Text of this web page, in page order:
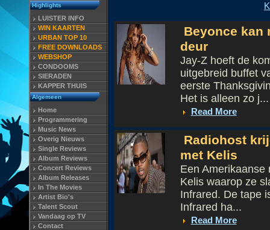
Highlights
LUISTER INFO
WIN KAARTEN
URBAN TOP 10
FREE DOWNLOADS
WEBSHOP
CONDOOMS
SIERADEN
KAPPER THUIS
Algemeen
Home
Programmering
Music News
Overig Nieuws
Single Reviews
Album Reviews
Concert Reviews
Album Releases
In The Movies
Artist Bio's
Talent Scout
Vandaag op TV
Contact
Beyonce kan
deur
Jay-Z hoeft de
uitgebreid buffet
eerste
Het is alleen zo j...
Read More
Radiohost
met Kelis
Een Amerikaanse
Kelis waarop ze
Infrared. De tape
Infrared ha...
Read More